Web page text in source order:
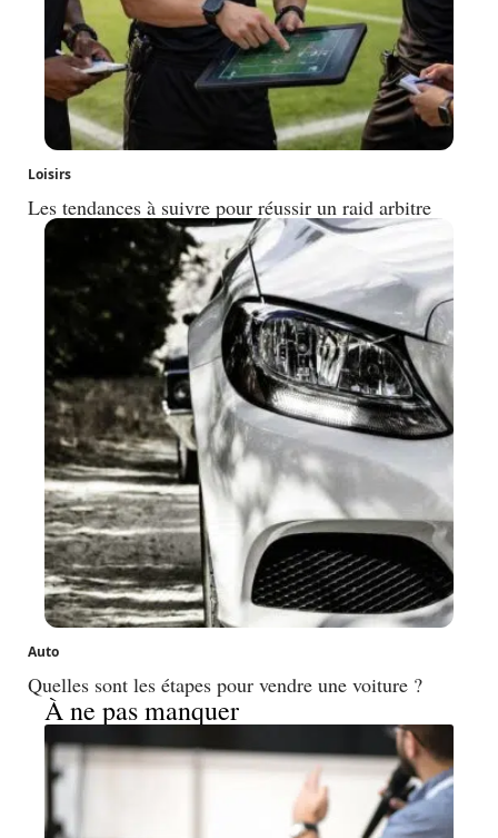
Loisirs
Les tendances à suivre pour réussir un raid arbitre
Auto
Quelles sont les étapes pour vendre une voiture ?
À ne pas manquer